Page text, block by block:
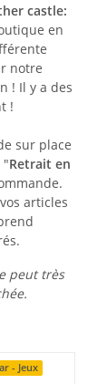
castle:
en
notre
! Il y a des
!
sur place
"Retrait en
articles
peut très
- Jeux